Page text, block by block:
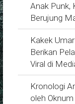
Anak Punk,
Berujung
Kakek
Berikan
Viral di
Kronologi
oleh